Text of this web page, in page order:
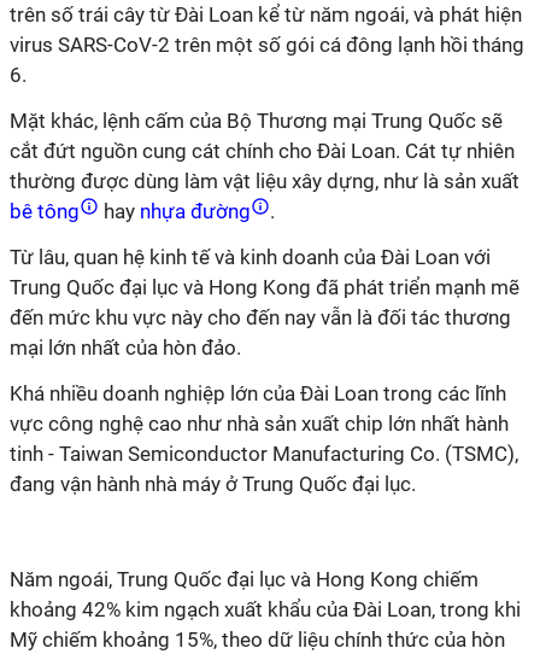
trên số trái cây từ Đài Loan kể từ năm ngoái, và phát hiện
virus SARS-CoV-2 trên một số gói cá đông lạnh hồi tháng
6.
Mặt khác, l ệnh cấm của Bộ Thương mại Trung Quốc sẽ
cắt đứt nguồn cung cát chính cho Đài Loan. Cát tự nhiên
thường được dùng làm vật liệu xây dựng, như là sản xuất
bê tông
hay nhựa đường
.
Từ lâu, quan hệ kinh tế và kinh doanh của Đài Loan với
Trung Quốc đại lục và Hong Kong đã phát triển mạnh mẽ
đến mức khu vực này cho đến nay vẫn là đối tác thương
mại lớn nhất của hòn đảo.
Khá nhiều doanh nghiệp lớn của Đài Loan trong các lĩnh
vực công nghệ cao như nhà sản xuất chip lớn nhất hành
tinh - Taiwan Semiconductor Manufacturing Co. (TSMC),
đang vận hành nhà máy ở Trung Quốc đại lục.
Năm ngoái, Trung Quốc đại lục và Hong Kong chiếm
khoảng 42% kim ngạch xuất khẩu của Đài Loan, trong khi
Mỹ chiếm khoảng 15%, theo dữ liệu chính thức của hòn